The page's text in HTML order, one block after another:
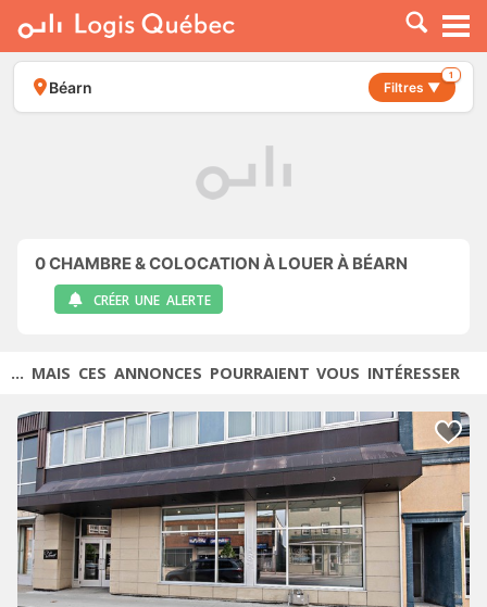
À LOUER
À VENDRE
PLACER UNE ANNONCE
Béarn Filtres ▼
1
0CHAMBRE & COLOCATION À LOUER À BÉARN
CRÉER UNE ALERTE
... MAIS CES ANNONCES POURRAIENT VOUS INTÉRESSER